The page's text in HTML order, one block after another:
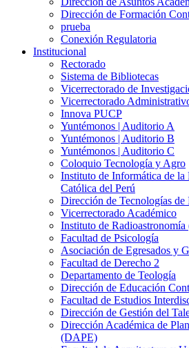
Dirección de Formación
prueba
Conexión Regulatoria
Institucional
Rectorado
Sistema de Bibliotecas
Vicerrectorado de
Vicerrectorado
Innova PUCP
Yuntémonos | Auditorio A
Yuntémonos | Auditorio B
Yuntémonos | Auditorio C
Coloquio Tecnología y Agro
Instituto de Informática de
Católica del Perú
Dirección de Tecnologías de
Vicerrectorado Académico
Instituto de
Facultad de Psicología
Asociación de Egresados y
Facultad de Derecho 2
Departamento de Teología
Dirección de Educación
Facultad de Estudios
Dirección de Gestión del
Dirección Académica de
(DAPE)